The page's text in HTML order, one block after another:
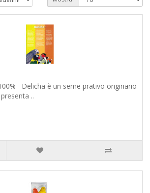
Delicha è un seme prativo originario
..